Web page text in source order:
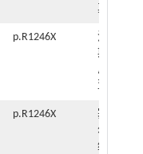
其
p.R1246X
波
斯
尼
亚
p.R1246X
塞
尔
维